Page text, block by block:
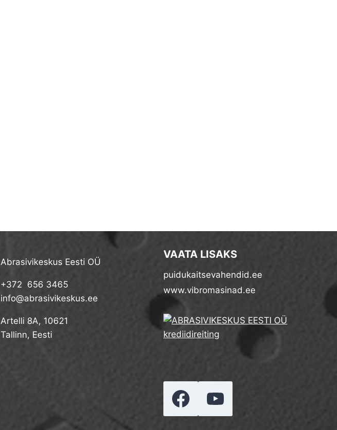
Abrasivikeskus Eesti OÜ
+372 656 3465
info@abrasivikeskus.ee
Artelli 8A, 10621
Tallinn, Eesti
VAATA LISAKS
puidukaitsevahendid.ee
www.vibromasinad.ee